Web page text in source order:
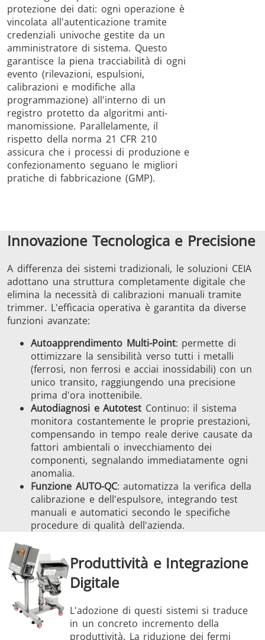
protezione dei dati: ogni operazione è
vincolata all'autenticazione tramite
credenziali univoche gestite da un
amministratore di sistema. Questo
garantisce la piena tracciabilità di ogni
evento (rilevazioni, espulsioni,
calibrazioni e modifiche alla
programmazione) all'interno di un
registro protetto da algoritmi anti-
manomissione. Parallelamente, il
rispetto della norma 21 CFR 210
assicura che i processi di produzione e
confezionamento seguano le migliori
pratiche di fabbricazione (GMP).
Innovazione Tecnologica e Precisione
A differenza dei sistemi tradizionali, le soluzioni CEIA
adottano una struttura completamente digitale che
elimina la necessità di calibrazioni manuali tramite
trimmer. L'efficacia operativa è garantita da diverse
funzioni avanzate:
Autoapprendimento Multi-Point: permette di
ottimizzare la sensibilità verso tutti i metalli
(ferrosi, non ferrosi e acciai inossidabili) con un
unico transito, raggiungendo una precisione
prima d'ora inottenibile.
Autodiagnosi e Autotest Continuo: il sistema
monitora costantemente le proprie prestazioni,
compensando in tempo reale derive causate da
fattori ambientali o invecchiamento dei
componenti, segnalando immediatamente ogni
anomalia.
Funzione AUTO-QC: automatizza la verifica della
calibrazione e dell'espulsore, integrando test
manuali e automatici secondo le specifiche
procedure di qualità dell'azienda.
Produttività e Integrazione
Digitale
L'adozione di questi sistemi si traduce
in un concreto incremento della
produttività. La riduzione dei fermi